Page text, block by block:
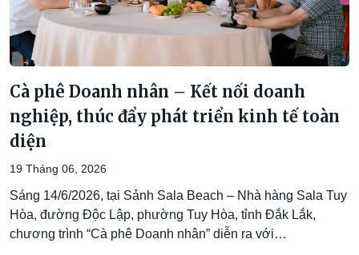
Cà phê Doanh nhân – Kết nối doanh
nghiệp, thúc đẩy phát triển kinh tế toàn
diện
19 Tháng 06, 2026
Sáng 14/6/2026, tại Sảnh Sala Beach – Nhà hàng Sala Tuy
Hòa, đường Độc Lập, phường Tuy Hòa, tỉnh Đắk Lắk,
chương trình “Cà phê Doanh nhân” diễn ra với…